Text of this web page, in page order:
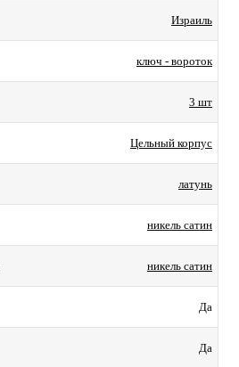
Израиль
ключ - вороток
3 шт
Цельный корпус
латунь
никель сатин
никель сатин
Да
Да